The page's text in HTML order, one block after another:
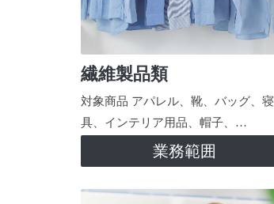
繊維製品類
対象商品 アパレル、靴、バッグ、寝
具、インテリア用品、帽子、…
業務範囲